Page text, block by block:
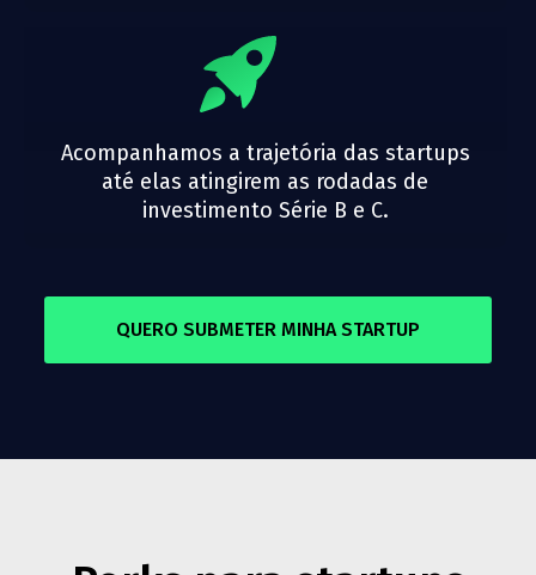
Acompanhamos a trajetória das startups
até elas atingirem as rodadas de
investimento Série B e C.
QUERO SUBMETER MINHA STARTUP